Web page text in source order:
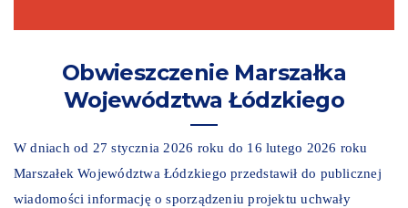
Obwieszczenie Marszałka
Województwa Łódzkiego
W dniach od 27 stycznia 2026 roku do 16 lutego 2026 roku
Marszałek Województwa Łódzkiego przedstawił do publicznej
wiadomości informację o sporządzeniu projektu uchwały